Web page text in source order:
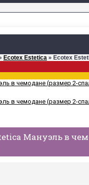
Ecotex Estetica » Ecotex
Мануэль в